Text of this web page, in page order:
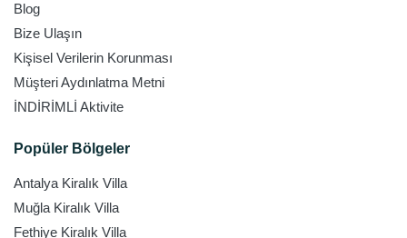
Blog
Bize Ulaşın
Kişisel Verilerin Korunması
Müşteri Aydınlatma Metni
İNDİRİMLİ Aktivite
Popüler Bölgeler
Antalya Kiralık Villa
Muğla Kiralık Villa
Fethiye Kiralık Villa